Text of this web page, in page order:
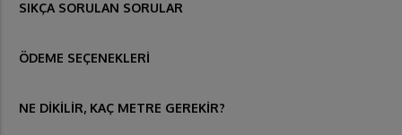
SIKÇA SORULAN SORULAR
ÖDEME SEÇENEKLERİ
NE DİKİLİR, KAÇ METRE GEREKİR?